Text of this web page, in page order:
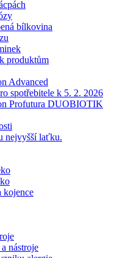
bílkovina
produktům
Advanced
spotřebitele k 5. 2. 2026
Profutura DUOBIOTIK
nejvyšší laťku.
kojence
nástroje